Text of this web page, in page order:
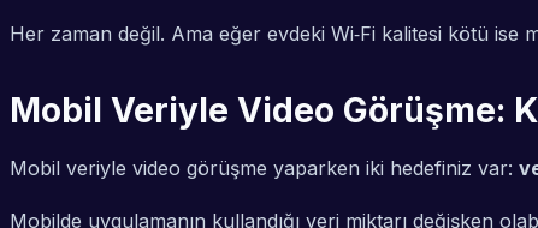
Her zaman değil. Ama eğer evdeki Wi‑Fi kalitesi kötü ise
Mobil Veriyle Video Görüşme:
Mobil veriyle video görüşme yaparken iki hedefiniz var:
Mobilde uygulamanın kullandığı veri miktarı değişken